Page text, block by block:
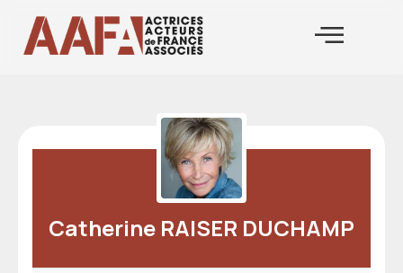
contenu
Catherine RAISER DUCHAMP